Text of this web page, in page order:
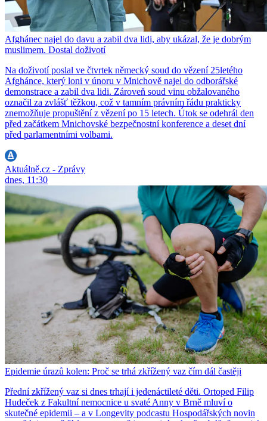
Afghánec najel do davu a zabil dva lidi, aby ukázal, že je dobrým
muslimem. Dostal doživotí
Na doživotí poslal ve čtvrtek německý soud do vězení 25letého
Afghánce, který loni v únoru v Mnichově najel do odborářské
demonstrace a zabil dva lidi. Zároveň soud vinu obžalovaného
označil za zvlášť těžkou, což v tamním právním řádu prakticky
znemožňuje propuštění z vězení po 15 letech. Útok se odehrál den
před začátkem Mnichovské bezpečnostní konference a deset dní
před parlamentními volbami.
Aktuálně.cz - Zprávy
dnes, 11:30
Epidemie úrazů kolen: Proč se trhá zkřížený vaz čím dál častěji
Přední zkřížený vaz si dnes trhají i jedenáctileté děti. Ortoped Filip
Hudeček z Fakultní nemocnice u svaté Anny v Brně mluví o
skutečné epidemii – a v Longevity podcastu Hospodářských novin